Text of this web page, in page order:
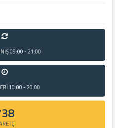
09:00 - 21:00
10:00 - 20:00